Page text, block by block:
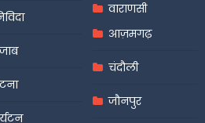
वाराणसी
आज़मगढ़
चंदौली
जौनपुर